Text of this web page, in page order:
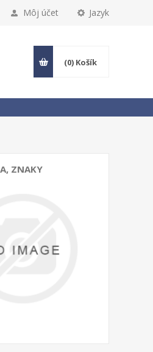
Jazyk
Môj účet
(0) Košík
ZNAKY